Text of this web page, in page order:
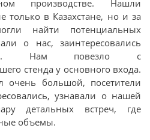
производстве. Нашли
только в Казахстане, но и за
найти потенциальных
о нас, заинтересовались
Нам повезло с
стенда у основного входа.
очень большой, посетители
узнавали о нашей
детальных встреч, где
объемы.